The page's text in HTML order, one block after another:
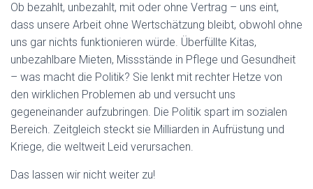
Ob bezahlt, unbezahlt, mit oder ohne Vertrag – uns eint,
dass unsere Arbeit ohne Wertschätzung bleibt, obwohl ohne
uns gar nichts funktionieren würde. Überfüllte Kitas,
unbezahlbare Mieten, Missstände in Pflege und Gesundheit
– was macht die Politik? Sie lenkt mit rechter Hetze von
den wirklichen Problemen ab und versucht uns
gegeneinander aufzubringen. Die Politik spart im sozialen
Bereich. Zeitgleich steckt sie Milliarden in Aufrüstung und
Kriege, die weltweit Leid verursachen.
Das lassen wir nicht weiter zu!